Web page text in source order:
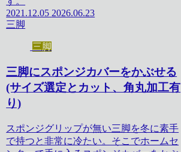
2021.12.05 2026.06.23
三脚
三脚
三脚にスポンジカバーをかぶせる
(サイズ選定とカット、角丸加工有
り)
スポンジグリップが無い三脚を冬に素手
で持つと非常に冷たい。そこでホームセ